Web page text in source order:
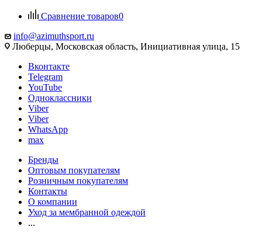
Сравнение товаров0
info@azimuthsport.ru
Люберцы, Московская область, Инициативная улица, 15
Вконтакте
Telegram
YouTube
Одноклассники
Viber
Viber
WhatsApp
max
Бренды
Оптовым покупателям
Розничным покупателям
Контакты
О компании
Уход за мембранной одеждой
...